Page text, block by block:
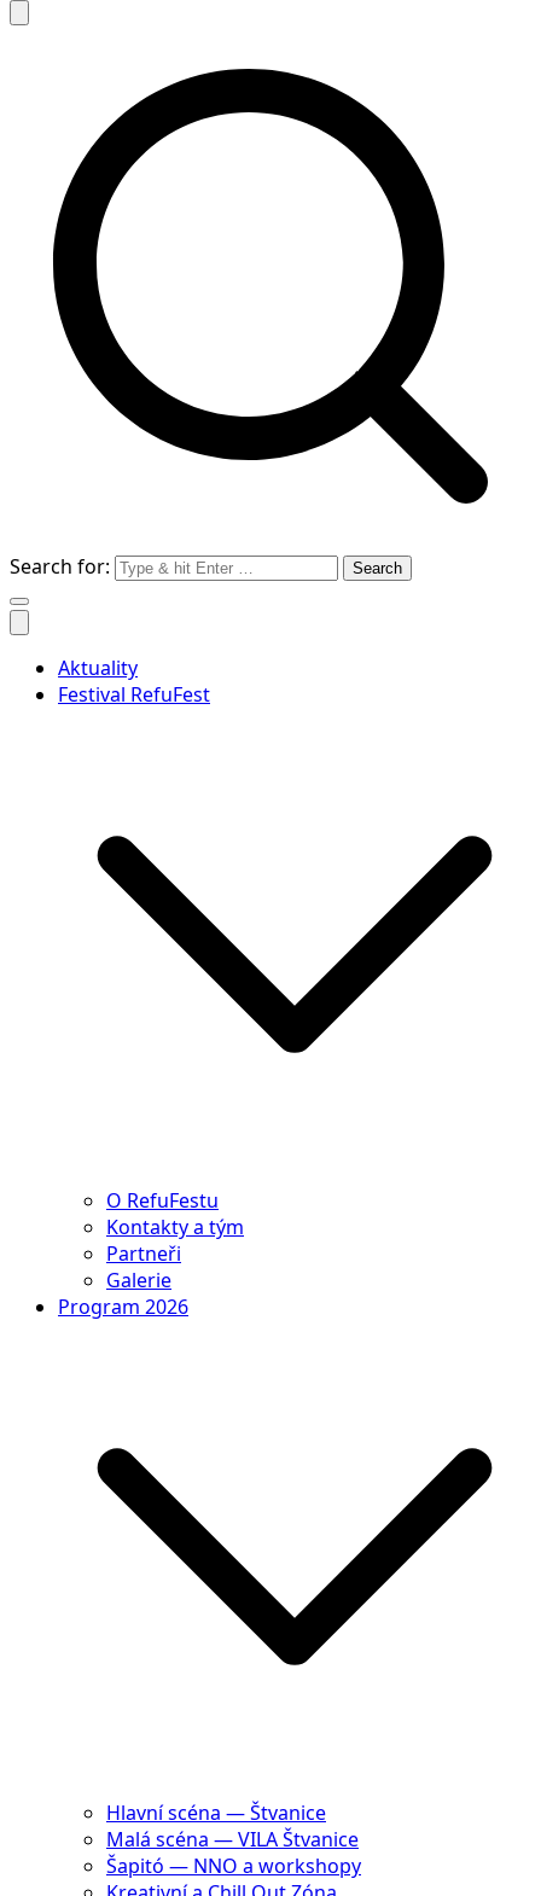
Search for:
Aktuality
Festival RefuFest
O RefuFestu
Kontakty a tým
Partneři
Galerie
Program 2026
Hlavní scéna — Štvanice
Malá scéna — VILA Štvanice
Šapitó — NNO a workshopy